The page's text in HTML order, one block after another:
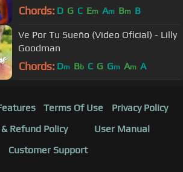
Chords: D G C Em Am Bm B
Ve Por Tu Sueño (Video Oficial) - Lilly
Goodman
Chords: Dm Bb C G Gm Am A
Terms Of Use
Privacy Policy
Refund Policy
User Manual
Customer Support